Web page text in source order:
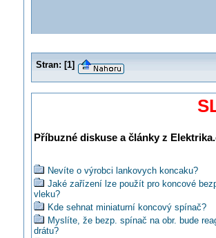
Stran: [1]
Příbuzné diskuse a články z
Nevíte o výrobci lankovych koncaku?
Jaké zařízení lze použít pro koncové
vleku?
Kde sehnat miniaturní koncový spínač?
Myslíte, že bezp. spínač na obr. bude
drátu?